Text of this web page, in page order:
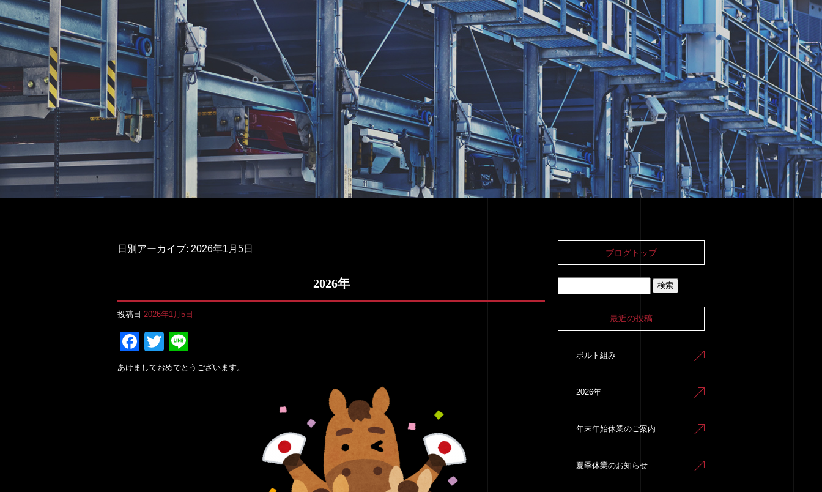
日別アーカイブ: 2026年1月5日
2026年
投稿日 2026年1月5日
Facebook
Twitter
あけましておめでとうございます。
ブログトップ
最近の投稿
ボルト組み
2026年
年末年始休業のご案内
夏季休業のお知らせ